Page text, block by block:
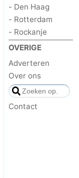
- Den Haag
- Rotterdam
- Rockanje
OVERIGE
Adverteren
Over ons
Contact